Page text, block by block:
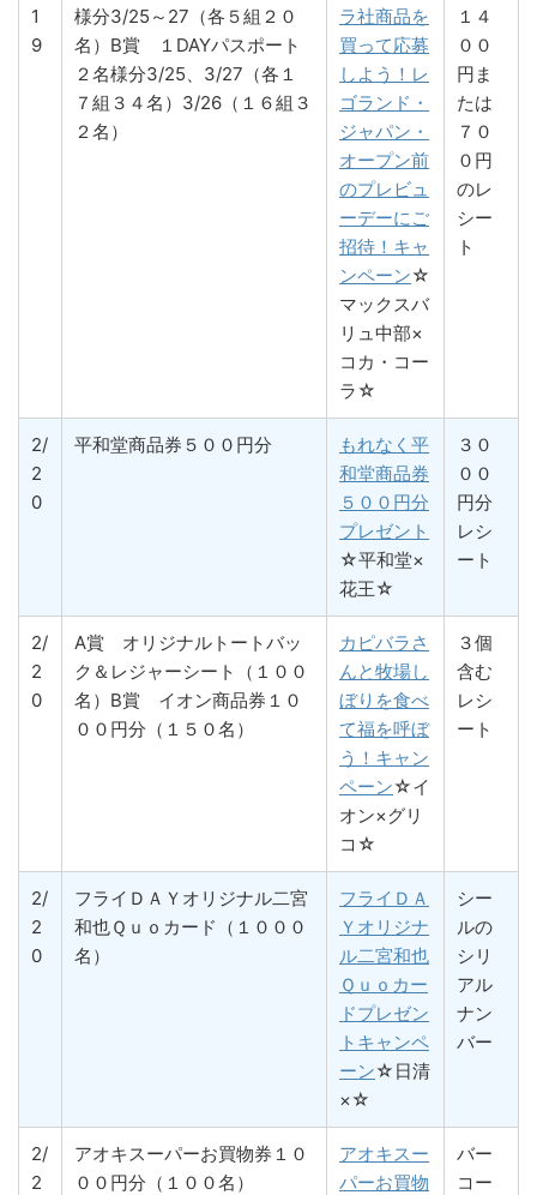
1
9
様分3/25～27（各５組２０
名）B賞 １DAYパスポート
２名様分3/25、3/27（各１
７組３４名）3/26（１６組３
２名）
ラ社商品を
買って応募
しよう！レ
ゴランド・
ジャパン・
オープン前
のプレビュ
ーデーにご
招待！キャ
ンペーン☆
マックスバ
リュ中部×
コカ・コー
ラ☆
１４
００
円ま
たは
７０
０円
のレ
シー
ト
2/
2
0
平和堂商品券５００円分
もれなく平
和堂商品券
５００円分
プレゼント
☆平和堂×
花王☆
３０
００
円分
レシ
ート
2/
2
0
A賞 オリジナルトートバッ
ク＆レジャーシート（１００
名）B賞 イオン商品券１０
００円分（１５０名）
カピバラさ
んと牧場し
ぼりを食べ
て福を呼ぼ
う！キャン
ペーン☆イ
オン×グリ
コ☆
３個
含む
レシ
ート
2/
2
0
フライＤＡＹオリジナル二宮
和也Ｑｕｏカード（１０００
名）
フライＤＡ
Ｙオリジナ
ル二宮和也
Ｑｕｏカー
ドプレゼン
トキャンペ
ーン☆日清
×☆
シー
ルの
シリ
アル
ナン
バー
2/
2
アオキスーパーお買物券１０
００円分（１００名）
アオキスー
パーお買物
バー
コー